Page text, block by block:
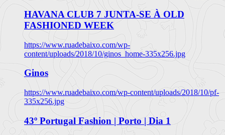
HAVANA CLUB 7 JUNTA-SE À OLD
FASHIONED WEEK
https://www.ruadebaixo.com/wp-
content/uploads/2018/10/ginos_home-335x256.jpg
Ginos
https://www.ruadebaixo.com/wp-content/uploads/2018/10/pf-
335x256.jpg
43º Portugal Fashion | Porto | Dia 1